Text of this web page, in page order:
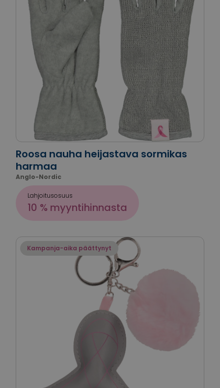
Roosa nauha heijastava sormikas
harmaa
Anglo-Nordic
Lahjoitusosuus
10 % myyntihinnasta
Kampanja-aika päättynyt